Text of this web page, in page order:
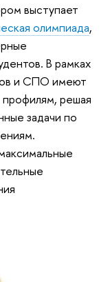
выступает
олимпиада,
В рамках
и СПО имеют
решая
задачи по